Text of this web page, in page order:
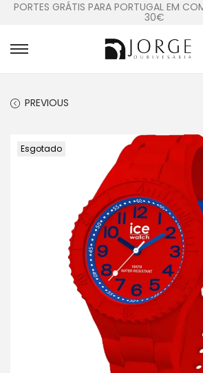
PORTES GRÁTIS PARA PORTUGAL EM
30€
PREVIOUS
Esgotado